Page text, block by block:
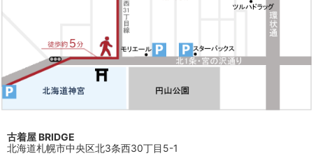
古着屋 BRIDGE
北海道札幌市中央区北3条西30丁目5-1